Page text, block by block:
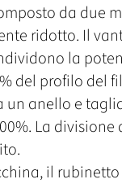
da due
ridotto. Il
la
del profilo del
un anello e
La
il